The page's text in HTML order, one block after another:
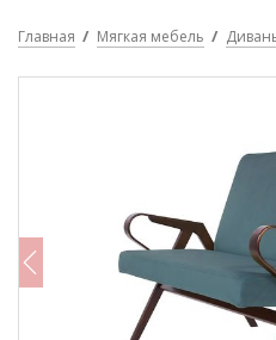
Главная Мягкая мебель